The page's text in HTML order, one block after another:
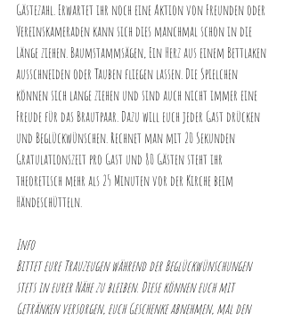
Gästezahl. Erwartet ihr noch eine Aktion von Freunden oder
Vereinskameraden kann sich dies manchmal schon in die
Länge ziehen. Baumstammsägen, Ein Herz aus einem Bettlaken
ausschneiden oder Tauben fliegen lassen. Die Spielchen
können sich lange ziehen und sind auch nicht immer eine
Freude für das Brautpaar. Dazu will euch jeder Gast drücken
und Beglückwünschen. Rechnet man mit 20 Sekunden
Gratulationszeit pro Gast und 80 Gästen steht ihr
theoretisch mehr als 25 Minuten vor der Kirche beim
Händeschütteln.
Info
Bittet eure Trauzeugen während der Beglückwünschungen
stets in eurer Nähe zu bleiben. Diese können euch mit
Getränken versorgen, euch Geschenke abnehmen, mal den